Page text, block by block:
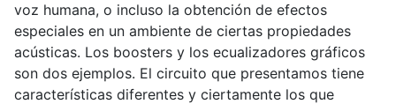
voz humana, o incluso la obtención de efectos
especiales en un ambiente de ciertas propiedades
acústicas. Los boosters y los ecualizadores gráficos
son dos ejemplos. El circuito que presentamos tiene
características diferentes y ciertamente los que